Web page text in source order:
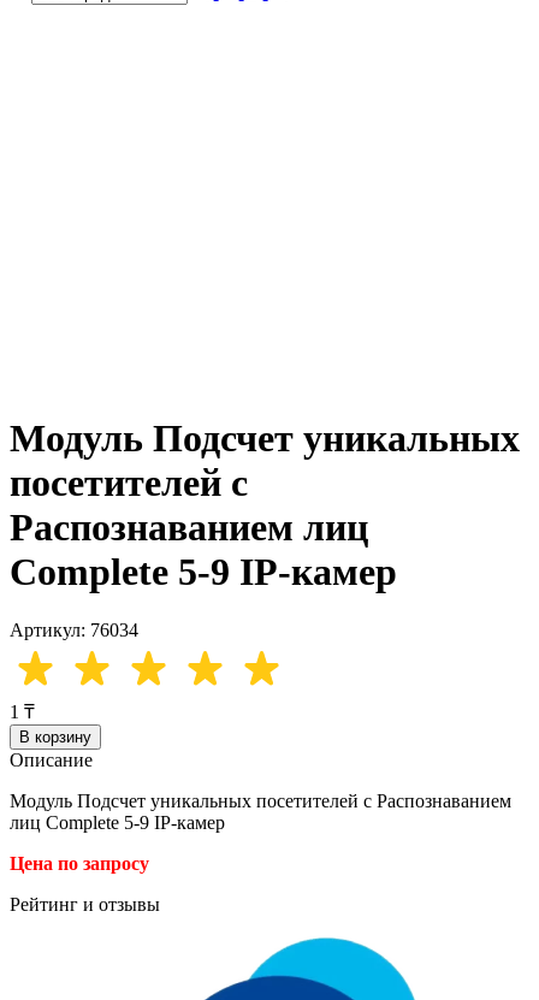
Модуль Подсчет уникальных
посетителей с
Распознаванием лиц
Complete 5-9 IP-камер
Артикул: 76034
1 ₸
В корзину
Описание
Модуль Подсчет уникальных посетителей с Распознаванием
лиц Complete 5-9 IP-камер
Цена по запросу
Рейтинг и отзывы